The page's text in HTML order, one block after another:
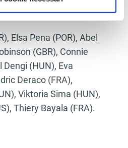
gareggieranno:
Elsa Pena (POR), Abel
(GBR), Connie
Dengi (HUN), Eva
Deraco (FRA),
Viktoria Sima (HUN),
Thiery Bayala (FRA).